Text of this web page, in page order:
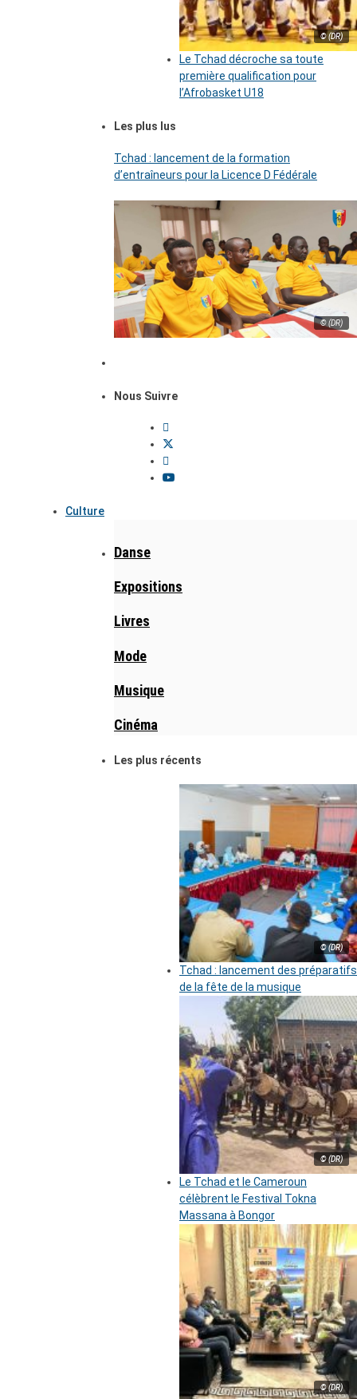
© (DR)
Le Tchad décroche sa toute
première qualification pour
l’Afrobasket U18
Les plus lus
Tchad : lancement de la formation
d’entraîneurs pour la Licence D Fédérale
© (DR)
Nous Suivre
Culture
Danse
Expositions
Livres
Mode
Musique
Cinéma
Les plus récents
© (DR)
Tchad : lancement des préparatifs
de la fête de la musique
© (DR)
Le Tchad et le Cameroun
célèbrent le Festival Tokna
Massana à Bongor
© (DR)